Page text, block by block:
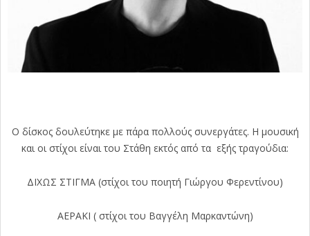
Ο δίσκος δουλεύτηκε με πάρα πολλούς συνεργάτες. Η μουσική
και οι στίχοι είναι του Στάθη εκτός από τα εξής τραγούδια:
ΔΙΧΩΣ ΣΤΙΓΜΑ (στίχοι του ποιητή Γιώργου Φερεντίνου)
ΑΕΡΑΚΙ ( στίχοι του Βαγγέλη Μαρκαντώνη)